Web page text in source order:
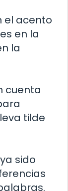
el acento
en la
la
cuenta
tilde
sido